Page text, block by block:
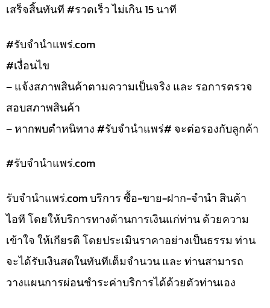
เสร็จสิ้นทันที #รวดเร็ว ไม่เกิน 15 นาที
#รับจํานําแพร่.com
#เงื่อนไข
– แจ้งสภาพสินค้าตามความเป็นจริง และ รอการตรวจ
สอบสภาพสินค้า
– หากพบตำหนิทาง #รับจำนำแพร่# จะต่อรองกับลูกค้า
#รับจํานําแพร่.com
รับจํานําแพร่.com บริการ ซื้อ-ขาย-ฝาก-จำนำ สินค้า
ไอที โดยให้บริการทางด้านการเงินแก่ท่าน ด้วยความ
เข้าใจ ให้เกียรติ โดยประเมินราคาอย่างเป็นธรรม ท่าน
จะได้รับเงินสดในทันทีเต็มจำนวน และ ท่านสามารถ
วางแผนการผ่อนชำระค่าบริการได้ด้วยตัวท่านเอง